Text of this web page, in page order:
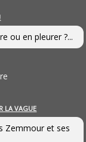
ou en pleurer ?...
LA VAGUE
Zemmour et ses